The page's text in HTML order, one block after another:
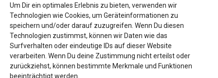
Um Dir ein optimales Erlebnis zu bieten, verwenden wir
Technologien wie Cookies, um Geräteinformationen zu
speichern und/oder darauf zuzugreifen. Wenn Du diesen
Technologien zustimmst, können wir Daten wie das
Surfverhalten oder eindeutige IDs auf dieser Website
verarbeiten. Wenn Du deine Zustimmung nicht erteilst oder
zurückziehst, können bestimmte Merkmale und Funktionen
beeinträchtigt werden.
Claudel)
Zum Seitenanfang
Mobil